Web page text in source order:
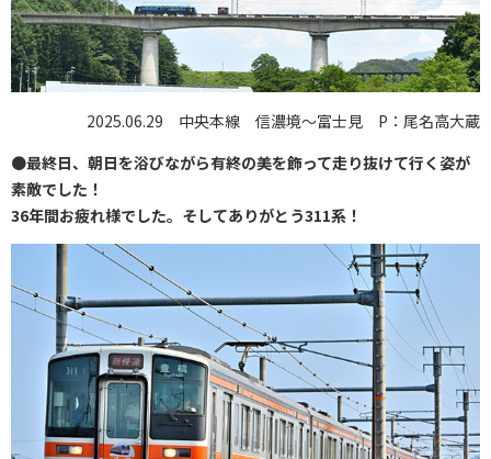
2025.06.29 中央本線 信濃境〜富士見 P：尾名高大蔵
●最終日、朝日を浴びながら有終の美を飾って走り抜けて行く姿が
素敵でした！
36年間お疲れ様でした。そしてありがとう311系！